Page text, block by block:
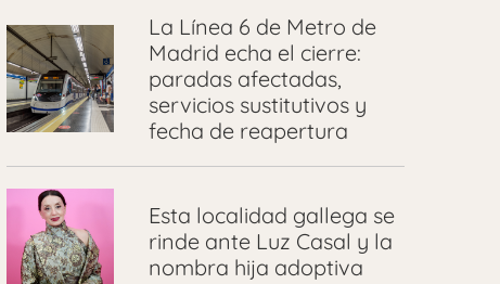
La Línea 6 de Metro de
Madrid echa el cierre:
paradas afectadas,
servicios sustitutivos y
fecha de reapertura
Esta localidad gallega se
rinde ante Luz Casal y la
nombra hija adoptiva